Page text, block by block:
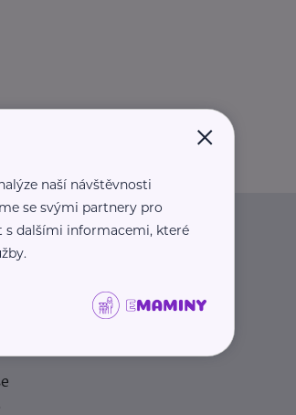
×
naší návštěvnosti
se svými partnery pro
s dalšími informacemi, které